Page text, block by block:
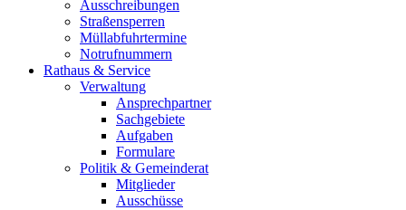
Ausschreibungen
Straßensperren
Müllabfuhrtermine
Notrufnummern
Rathaus & Service
Verwaltung
Ansprechpartner
Sachgebiete
Aufgaben
Formulare
Politik & Gemeinderat
Mitglieder
Ausschüsse